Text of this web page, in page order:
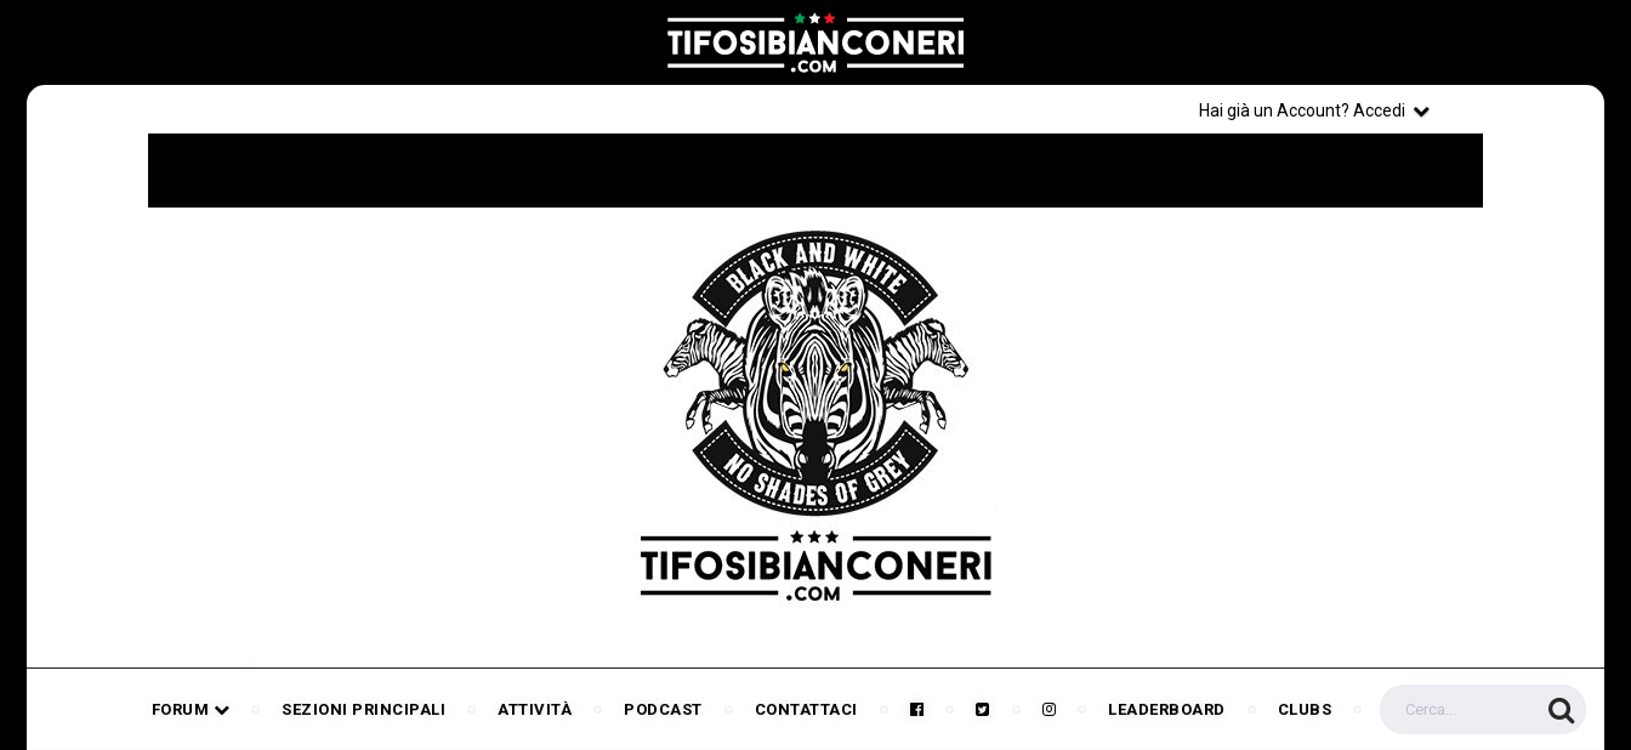
Hai già un Account? Accedi
FORUM SEZIONI PRINCIPALI ATTIVITÀ PODCAST CONTATTACI LEADERBOARD CLUBS